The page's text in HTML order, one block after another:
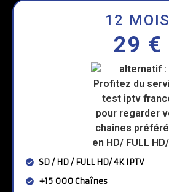
12 MOIS
29 €
SD / HD / FULL HD/ 4K IPTV
+15 000 Chaînes